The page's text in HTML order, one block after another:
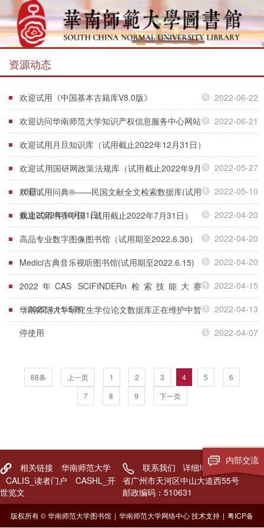
资源动态
欢迎试用《中国基本古籍库V8.0版》
2022-06-22
欢迎访问华南师范大学知识产权信息服务中心网站
2022-06-21
欢迎试用月旦知识库（试用截止2022年12月31日）
2022-05-27
欢迎试用国研网政策法规库（试用截止2022年9月
10日）
2022-05-10
欢迎试用问典®——民国文献全文检索数据库(试用
截止2022年10月31日)
2022-04-20
欢迎试用书香中国（试用截止2022年7月31日）
2022-04-20
高品专业数字图像图书馆（试用期至2022.6.30）
2022-04-20
Medici古典音乐视听图书馆(试用期至2022.6.15)
2022-04-15
2022年CAS SCIFINDERn检索技能大赛
（2022.4.11-5.8）
2022-04-13
华南师范大学研究生学位论文数据库正在维护中暂
停使用
2022-04-07
88条 上一页 1 2 3 4 5
6
7
8 9 下一页
相关链接
华南师范大学
CALIS_读者门户
CASHL_开
世览文
联系我们 详细地址：广东
省广州市天河区中山大道西55号
邮政编码：510631
内部交流
版权所有 © 华南师范大学图书馆 | 华南师范大学网络中心 技术支持 | 粤ICP备